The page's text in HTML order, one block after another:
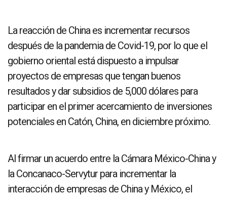
La reacción de China es incrementar recursos
después de la pandemia de Covid-19, por lo que el
gobierno oriental está dispuesto a impulsar
proyectos de empresas que tengan buenos
resultados y dar subsidios de 5,000 dólares para
participar en el primer acercamiento de inversiones
potenciales en Catón, China, en diciembre próximo.
Al firmar un acuerdo entre la Cámara México-China y
la Concanaco-Servytur para incrementar la
interacción de empresas de China y México, el